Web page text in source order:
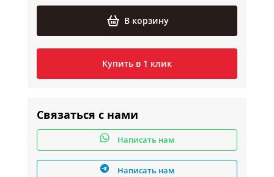
В корзину
Купить в 1 клик
Связаться с нами
Написать нам
Написать нам